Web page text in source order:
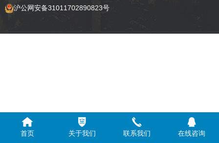
沪公网安备31011702890823号
首页 关于我们 联系我们 在线咨询